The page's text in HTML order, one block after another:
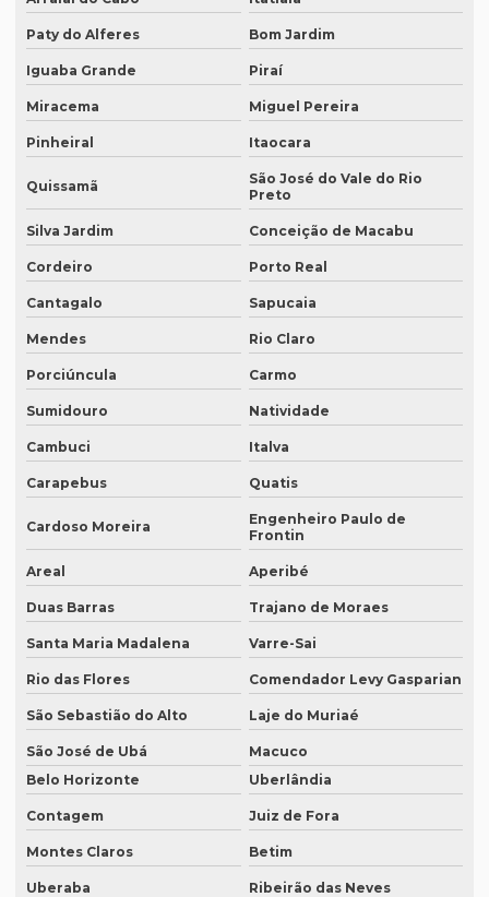
Empresa que transcreve áudios
Empresa que transcreve áudios em curitiba
Empresa que transcreve áudios em porto alegre
Empresa de revisão de textos em espanhol
Empresa de revisão de textos em francês
Empresa de revisão de textos em português
Empresa de revisão de textos técnicos
Empresa de tradução de artigos
Empresa de tradução de artigos em fortaleza
Empresa de tradução de artigos em inglês
Empresa de tradução de artigos no rj
Empresa de tradução de artigos em porto alegre
Empresa de tradução de artigos em recife
Empresa de tradução de artigos em sp
Empresa de tradução campinas
Empresa de tradução de documentos
Empresa tradução espanhol
Empresa de tradução especializada
Empresa de tradução especializada em brasília
Empresa de tradução especializada em recife
Empresa de tradução para eventos
Paty do Alferes Bom Jardim
Iguaba Grande Piraí
Miracema Miguel Pereira
Pinheiral Itaocara
Quissamã
São José do Vale do Rio
Preto
Silva Jardim Conceição de Macabu
Cordeiro Porto Real
Cantagalo Sapucaia
Mendes Rio Claro
Porciúncula Carmo
Sumidouro Natividade
Cambuci Italva
Carapebus Quatis
Cardoso Moreira
Engenheiro Paulo de
Frontin
Areal Aperibé
Duas Barras Trajano de Moraes
Santa Maria Madalena Varre-Sai
Rio das Flores Comendador Levy Gasparian
São Sebastião do Alto Laje do Muriaé
São José de Ubá
Macuco
Belo Horizonte
Uberlândia
Contagem Juiz de Fora
Montes Claros Betim
Uberaba Ribeirão das Neves